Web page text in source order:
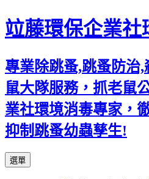
竝藤環保企業社
專業除跳蚤,跳蚤防治
鼠大隊服務，抓老鼠
業社環境消毒專家，
抑制跳蚤幼蟲孳生!
選單